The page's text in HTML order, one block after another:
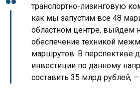
транспортно-лизинговую
как мы запустим все 48
областном центре, выйдем
обеспечение техникой
маршрутов. В перспективе
инвестиции по данному
составить 35 млрд рублей,